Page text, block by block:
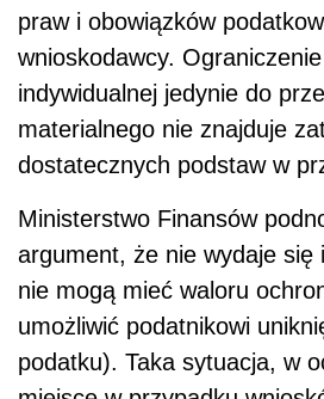
praw i obowiązków
wnioskodawcy.
indywidualnej jedynie do
materialnego nie znajduje
dostatecznych podstaw w
Ministerstwo Finansów
argument, że nie wydaje się
nie mogą mieć waloru
umożliwić podatnikowi
podatku). Taka sytuacja, w